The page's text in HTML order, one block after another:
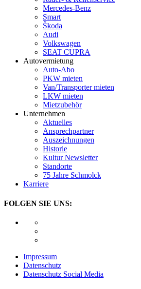
Mercedes-Benz
Smart
Škoda
Audi
Volkswagen
SEAT CUPRA
Autovermietung
Auto-Abo
PKW mieten
Van/Transporter mieten
LKW mieten
Mietzubehör
Unternehmen
Aktuelles
Ansprechpartner
Auszeichnungen
Historie
Kultur Newsletter
Standorte
75 Jahre Schmolck
Karriere
FOLGEN SIE UNS:
Impressum
Datenschutz
Datenschutz Social Media